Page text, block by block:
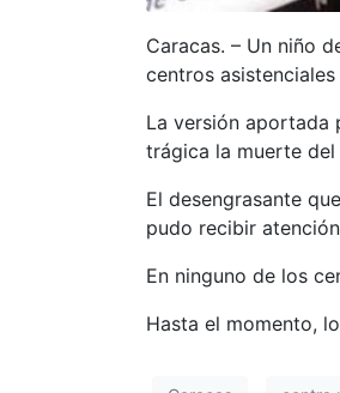
Caracas. – Un niño
centros
La versión aportada
trágica la muerte del
El desengrasante
pudo recibir
En ninguno de los
Hasta el momento,